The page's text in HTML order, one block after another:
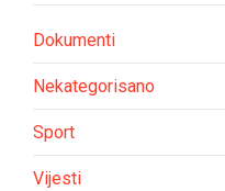
Dokumenti
Nekategorisano
Sport
Vijesti